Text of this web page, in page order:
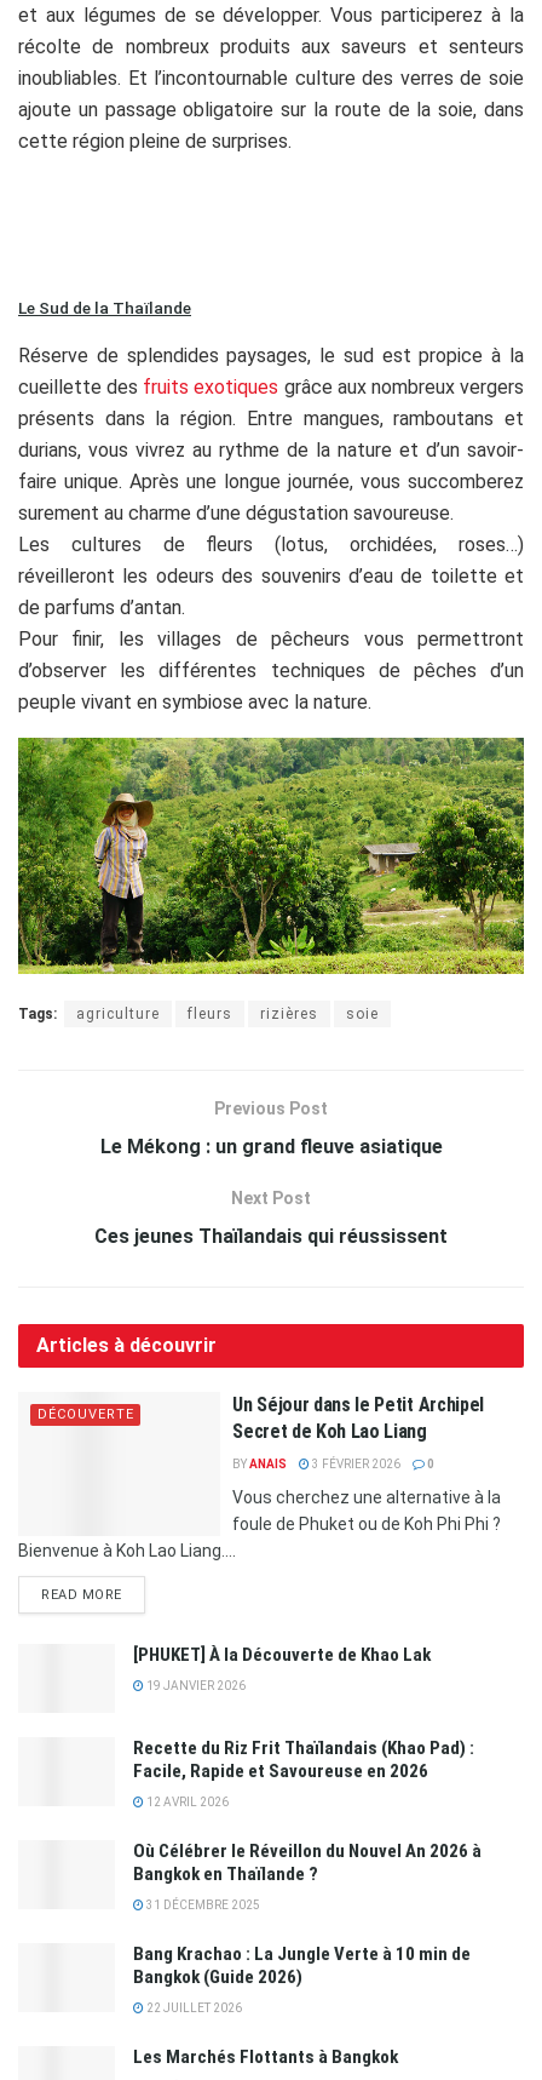
et aux légumes de se développer. Vous participerez à la
récolte de nombreux produits aux saveurs et senteurs
inoubliables. Et l’incontournable culture des verres de soie
ajoute un passage obligatoire sur la route de la soie, dans
cette région pleine de surprises.
Le Sud de la Thaïlande
Réserve de splendides paysages, le sud est propice à la
cueillette des fruits exotiques grâce aux nombreux vergers
présents dans la région. Entre mangues, ramboutans et
durians, vous vivrez au rythme de la nature et d’un savoir-
faire unique. Après une longue journée, vous succomberez
surement au charme d’une dégustation savoureuse.
Les cultures de fleurs (lotus, orchidées, roses…)
réveilleront les odeurs des souvenirs d’eau de toilette et
de parfums d’antan.
Pour finir, les villages de pêcheurs vous permettront
d’observer les différentes techniques de pêches d’un
peuple vivant en symbiose avec la nature.
Tags: agriculture fleurs rizières soie
Previous Post
Le Mékong : un grand fleuve asiatique
Next Post
Ces jeunes Thaïlandais qui réussissent
Articles à découvrir
DÉCOUVERTE
Un Séjour dans le Petit Archipel
Secret de Koh Lao Liang
BYANAIS 3 FÉVRIER 2026 0
Vous cherchez une alternative à la
foule de Phuket ou de Koh Phi Phi ?
Bienvenue à Koh Lao Liang....
READ MORE
[PHUKET] À la Découverte de Khao Lak
19 JANVIER 2026
Recette du Riz Frit Thaïlandais (Khao Pad) :
Facile, Rapide et Savoureuse en 2026
12 AVRIL 2026
Où Célébrer le Réveillon du Nouvel An 2026 à
Bangkok en Thaïlande ?
31 DÉCEMBRE 2025
Bang Krachao : La Jungle Verte à 10 min de
Bangkok (Guide 2026)
22 JUILLET 2026
Les Marchés Flottants à Bangkok